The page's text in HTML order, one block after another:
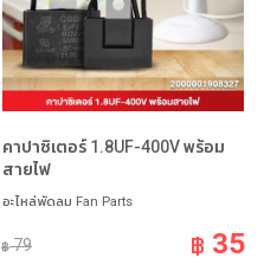
คาปาซิเตอร์ 1.8UF-400V พร้อม
สายไฟ
อะไหล่พัดลม Fan Parts
฿79 ฿ 35